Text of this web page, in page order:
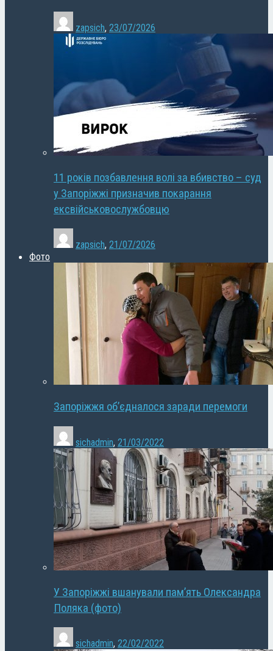
zapsich, 23/07/2026
11 років позбавлення волі за вбивство – суд
у Запоріжжі призначив покарання
ексвійськовослужбовцю
zapsich, 21/07/2026
Фото
Запоріжжя об’єдналося заради перемоги
sichadmin, 21/03/2022
У Запоріжжі вшанували пам’ять Олександра
Поляка (фото)
sichadmin, 22/02/2022